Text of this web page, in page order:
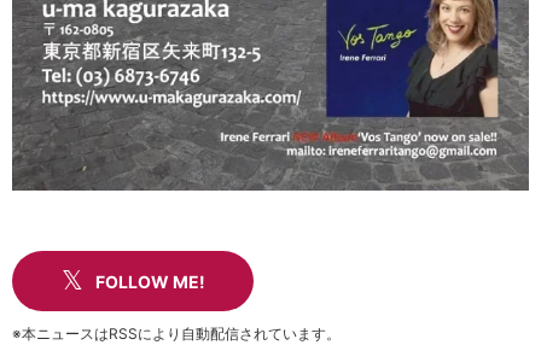
FOLLOW ME!
※本ニュースはRSSにより自動配信されています。